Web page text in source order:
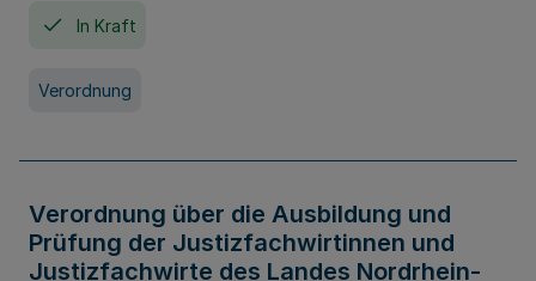
In Kraft
Verordnung
Verordnung über die Ausbildung und
Prüfung der Justizfachwirtinnen und
Justizfachwirte des Landes Nordrhein-